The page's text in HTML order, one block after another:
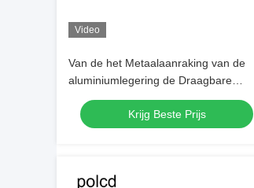
Video
Van de het Metaalaanraking van de
aluminiumlegering de Draagbare
Monitor Polcd 10,5 Duimips HD Audio-
uitvoer
Krijg Beste Prijs